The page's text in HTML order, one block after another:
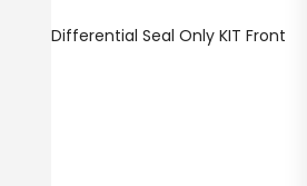
Differential Seal Only KIT Front